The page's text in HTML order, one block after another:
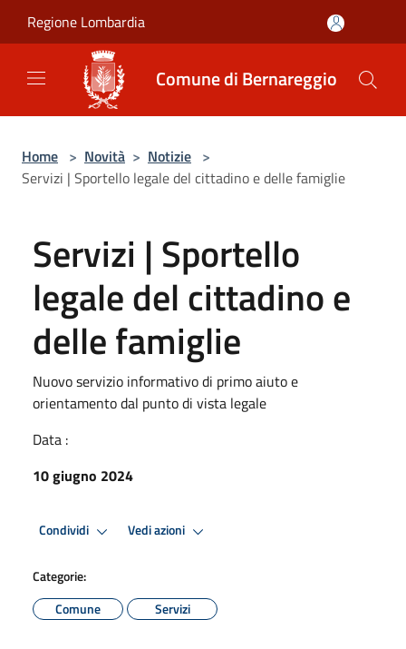
Regione Lombardia
Comune di Bernareggio
Home > Novità > Notizie >
Servizi | Sportello legale del cittadino e delle famiglie
Servizi | Sportello
legale del cittadino e
delle famiglie
Nuovo servizio informativo di primo aiuto e
orientamento dal punto di vista legale
Data :
10 giugno 2024
Condividi Vedi azioni
Categorie:
Comune
Servizi